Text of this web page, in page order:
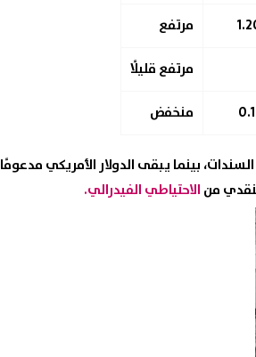
مرتفع
مرتفع قليلًا
منخفض
السندات، بينما يبقى الدولار الأمريكي مدعومًا
من الاحتياطي الفيدرالي.